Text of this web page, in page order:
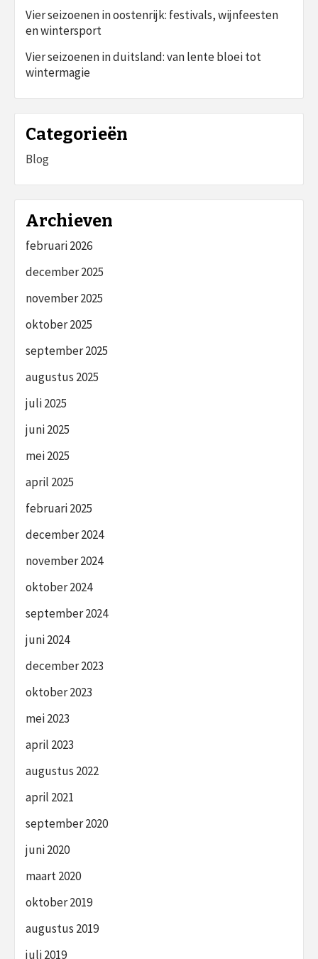
Vier seizoenen in oostenrijk: festivals, wijnfeesten
en wintersport
Vier seizoenen in duitsland: van lente bloei tot
wintermagie
Categorieën
Blog
Archieven
februari 2026
december 2025
november 2025
oktober 2025
september 2025
augustus 2025
juli 2025
juni 2025
mei 2025
april 2025
februari 2025
december 2024
november 2024
oktober 2024
september 2024
juni 2024
december 2023
oktober 2023
mei 2023
april 2023
augustus 2022
april 2021
september 2020
juni 2020
maart 2020
oktober 2019
augustus 2019
juli 2019